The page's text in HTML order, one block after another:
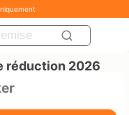
réduction 2026